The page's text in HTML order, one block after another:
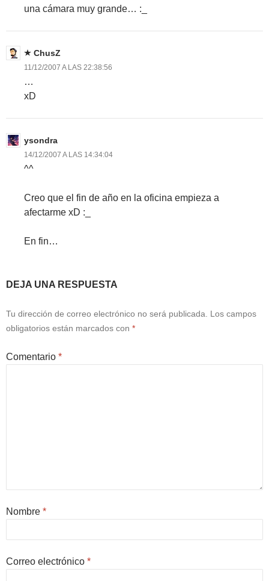
una cámara muy grande… :_
ChusZ
11/12/2007 A LAS 22:38:56
…
xD
ysondra
14/12/2007 A LAS 14:34:04
^^
Creo que el fin de año en la oficina empieza a
afectarme xD :_
En fin…
DEJA UNA RESPUESTA
Tu dirección de correo electrónico no será publicada.
Los campos
obligatorios están marcados con *
Comentario *
Nombre *
Correo electrónico *